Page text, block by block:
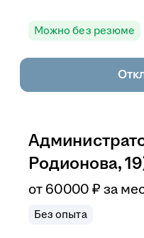
Можно без резюме
Родионова,
от60 000 ₽ за
Без опыта